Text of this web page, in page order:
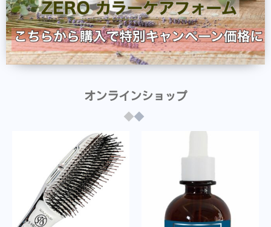
オンラインショップ